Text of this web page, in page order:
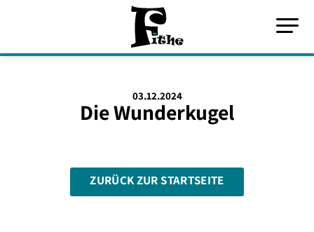
03.12.2024
Die Wunderkugel
ZURÜCK ZUR STARTSEITE